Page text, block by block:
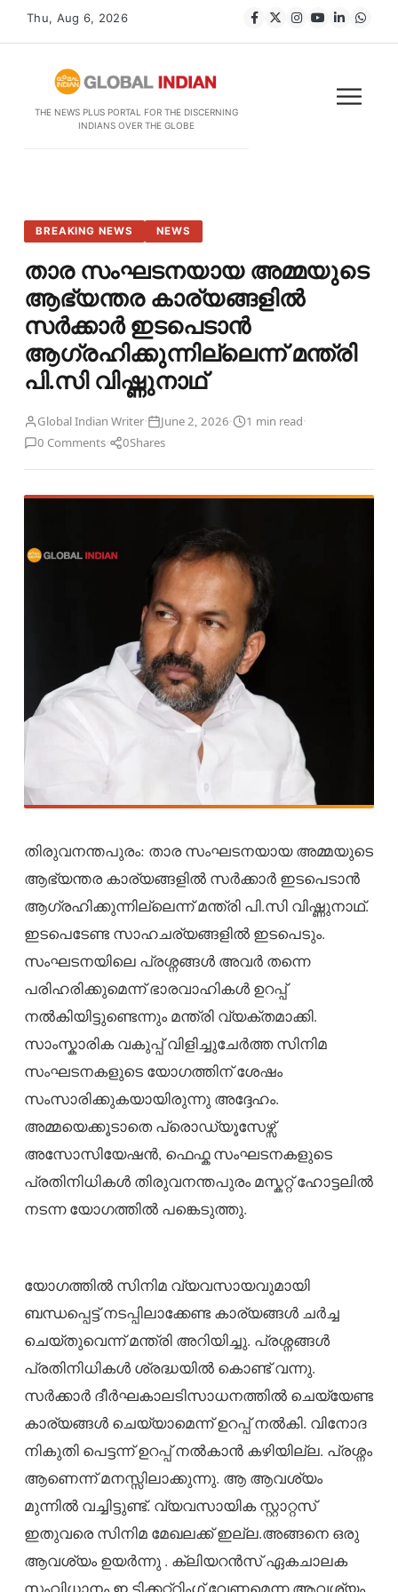
Thu, Aug 6, 2026
THE NEWS PLUS PORTAL FOR THE DISCERNING
INDIANS OVER THE GLOBE
BREAKING NEWS NEWS
താര സംഘടനയായ അമ്മയുടെ
ആഭ്യന്തര കാര്യങ്ങളിൽ
സർക്കാർ ഇടപെടാൻ
ആഗ്രഹിക്കുന്നില്ലെന്ന് മന്ത്രി
പി.സി വിഷ്ണുനാഥ്
Global Indian Writer· June 2, 2026· 1 min read·
0 Comments· 0Shares
തിരുവനന്തപുരം: താര സംഘടനയായ അമ്മയുടെ
ആഭ്യന്തര കാര്യങ്ങളിൽ സർക്കാർ ഇടപെടാൻ
ആഗ്രഹിക്കുന്നില്ലെന്ന് മന്ത്രി പി.സി വിഷ്ണുനാഥ്.
ഇടപെടേണ്ട സാഹചര്യങ്ങളിൽ ഇടപെടും.
സംഘടനയിലെ പ്രശ്നങ്ങൾ അവർ തന്നെ
പരിഹരിക്കുമെന്ന് ഭാരവാഹികൾ ഉറപ്പ്
നൽകിയിട്ടുണ്ടെന്നും മന്ത്രി വ്യക്തമാക്കി.
സാംസ്കാരിക വകുപ്പ് വിളിച്ചുചേർത്ത സിനിമ
സംഘടനകളുടെ യോഗത്തിന് ശേഷം
സംസാരിക്കുകയായിരുന്നു അദ്ദേഹം.
അമ്മയെക്കൂടാതെ പ്രൊഡ്യൂസേഴ്സ്
അസോസിയേഷൻ, ഫെഫ്ക സംഘടനകളുടെ
പ്രതിനിധികൾ തിരുവനന്തപുരം മസ്കറ്റ് ഹോട്ടലിൽ
നടന്ന യോഗത്തിൽ പങ്കെടുത്തു.
യോഗത്തിൽ സിനിമ വ്യവസായവുമായി
ബന്ധപ്പെട്ട് നടപ്പിലാക്കേണ്ട കാര്യങ്ങൾ ചർച്ച
ചെയ്തുവെന്ന് മന്ത്രി അറിയിച്ചു. പ്രശ്നങ്ങൾ
പ്രതിനിധികൾ ശ്രദ്ധയിൽ കൊണ്ട് വന്നു.
സർക്കാർ ദീർഘകാലടിസാധനത്തിൽ ചെയ്യേണ്ട
കാര്യങ്ങൾ ചെയ്യാമെന്ന് ഉറപ്പ് നൽകി. വിനോദ
നികുതി പെട്ടന്ന് ഉറപ്പ് നൽകാൻ കഴിയില്ല. പ്രശ്നം
ആണെന്ന് മനസ്സിലാക്കുന്നു. ആ ആവശ്യം
മുന്നിൽ വച്ചിട്ടുണ്ട്. വ്യവസായിക സ്റ്റാറ്റസ്
ഇതുവരെ സിനിമ മേഖലക്ക് ഇല്ല.അങ്ങനെ ഒരു
ആവശ്യം ഉയർന്നു . ക്ലിയറൻസ് ഏകചാലക